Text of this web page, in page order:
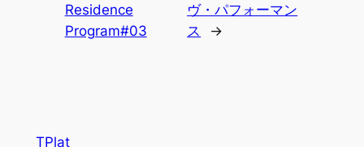
Residence
Program#03
ヴ・パフォーマン
ス
→
TPlat